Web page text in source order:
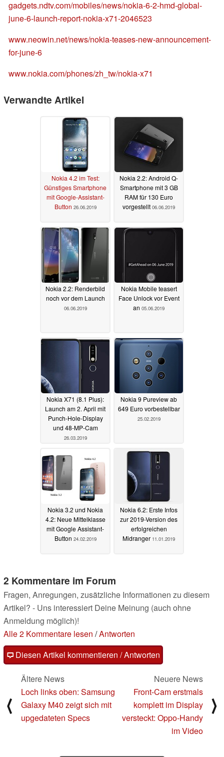
gadgets.ndtv.com/mobiles/news/nokia-6-2-hmd-global-
june-6-launch-report-nokia-x71-2046523
www.neowin.net/news/nokia-teases-new-announcement-
for-june-6
www.nokia.com/phones/zh_tw/nokia-x71
Verwandte Artikel
Nokia 4.2 im Test:
Günstiges Smartphone
mit Google-Assistant-
Button 26.06.2019
Nokia 2.2: Android Q-
Smartphone mit 3 GB
RAM für 130 Euro
vorgestellt 06.06.2019
Nokia 2.2: Renderbild
noch vor dem Launch
06.06.2019
Nokia Mobile teasert
Face Unlock vor Event
an 05.06.2019
Nokia X71 (8.1 Plus):
Launch am 2. April mit
Punch-Hole-Display
und 48-MP-Cam
26.03.2019
Nokia 9 Pureview ab
649 Euro vorbestellbar
25.02.2019
Nokia 3.2 und Nokia
4.2: Neue Mittelklasse
mit Google Assistant-
Button 24.02.2019
Nokia 6.2: Erste Infos
zur 2019-Version des
erfolgreichen
Midranger 11.01.2019
2 Kommentare im Forum
Fragen, Anregungen, zusätzliche Informationen zu diesem
Artikel? - Uns interessiert Deine Meinung (auch ohne
Anmeldung möglich)!
Alle 2 Kommentare lesen /Antworten
Diesen Artikel kommentieren / Antworten
⟨
Ältere News
Loch links oben: Samsung
Galaxy M40 zeigt sich mit
upgedateten Specs
Neuere News
Front-Cam erstmals
komplett im Display
versteckt: Oppo-Handy
im Video
⟩